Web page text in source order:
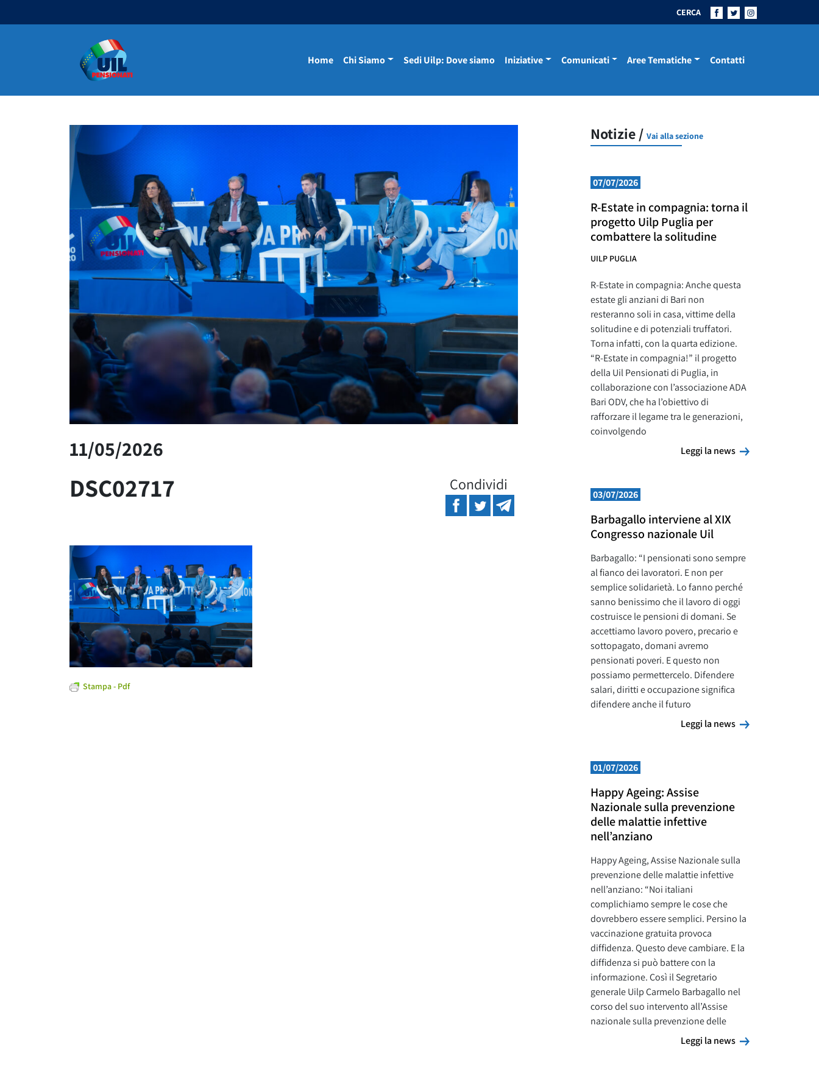
CERCA
Navigazione principale Home Chi Siamo Sedi Uilp: Dove siamo Iniziative Comunicati Aree Tematiche Contatti
11/05/2026
DSC02717 Condividi
Stampa - Pdf
Notizie / Vai alla sezione
07/07/2026
R-Estate in compagnia: torna il
progetto Uilp Puglia per
combattere la solitudine
UILP PUGLIA
R-Estate in compagnia: Anche questa
estate gli anziani di Bari non
resteranno soli in casa, vittime della
solitudine e di potenziali truffatori.
Torna infatti, con la quarta edizione.
“R-Estate in compagnia!” il progetto
della Uil Pensionati di Puglia, in
collaborazione con l’associazione ADA
Bari ODV, che ha l’obiettivo di
rafforzare il legame tra le generazioni,
coinvolgendo
Leggi la news
Leggi la news
03/07/2026
Barbagallo interviene al XIX
Congresso nazionale Uil
Barbagallo: “I pensionati sono sempre
al fianco dei lavoratori. E non per
semplice solidarietà. Lo fanno perché
sanno benissimo che il lavoro di oggi
costruisce le pensioni di domani. Se
accettiamo lavoro povero, precario e
sottopagato, domani avremo
pensionati poveri. E questo non
possiamo permettercelo. Difendere
salari, diritti e occupazione significa
difendere anche il futuro
Leggi la news
Leggi la news
01/07/2026
Happy Ageing: Assise
Nazionale sulla prevenzione
delle malattie infettive
nell’anziano
Happy Ageing, Assise Nazionale sulla
prevenzione delle malattie infettive
nell’anziano: “Noi italiani
complichiamo sempre le cose che
dovrebbero essere semplici. Persino la
vaccinazione gratuita provoca
diffidenza. Questo deve cambiare. E la
diffidenza si può battere con la
informazione. Così il Segretario
generale Uilp Carmelo Barbagallo nel
corso del suo intervento all’Assise
nazionale sulla prevenzione delle
Leggi la news
Leggi la news